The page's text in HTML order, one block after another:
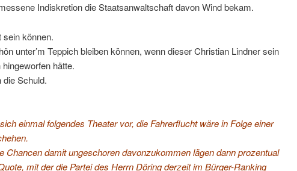
Indiskretion die Staatsanwaltschaft davon Wind bekam.
sein können.
unter’m Teppich bleiben können, wenn dieser Christian Lindner sein
hätte.
die Schuld.
einmal folgendes Theater vor, die Fahrerflucht wäre in Folge einer
Chancen damit ungeschoren davonzukommen lägen dann prozentual
mit der die Partei des Herrn Döring derzeit im Bürger-Ranking